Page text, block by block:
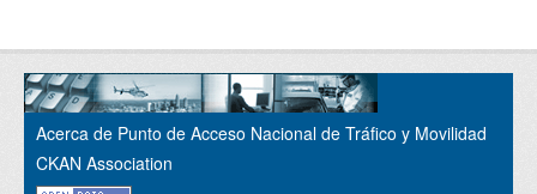
Acerca de Punto de Acceso Nacional de Tráfico y Movilidad
CKAN Association